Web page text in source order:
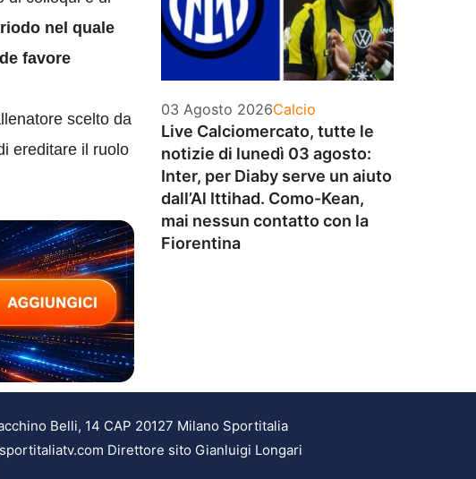
nel quale
favore
scelto da
ereditare il ruolo
03 Agosto 2026Categorie
Calcio
Live Calciomercato, tutte le
notizie di lunedì 03 agosto:
Inter, per Diaby serve un aiuto
dall’Al Ittihad. Como-Kean,
mai nessun contatto con la
Fiorentina
Belli, 14 CAP 20127 Milano Sportitalia
Direttore sito Gianluigi Longari